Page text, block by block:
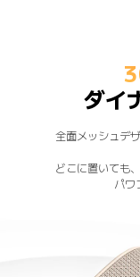
ダイ
全面メッシュデ
どこに置いても
パワ